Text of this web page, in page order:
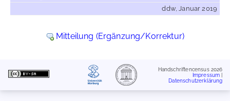
ddw, Januar 2019
Mitteilung (Ergänzung/Korrektur)
Handschriftencensus 2026
Impressum
Datenschutzerklärung